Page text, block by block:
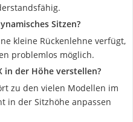
Sitzen?
kleine Rückenlehne verfügt,
problemlos möglich.
in der Höhe verstellen?
zu den vielen Modellen im
in der Sitzhöhe anpassen